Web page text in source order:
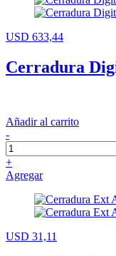
USD 633,44
Cerradura
Añadir al carrito
-
+
Agregar
USD 31,11